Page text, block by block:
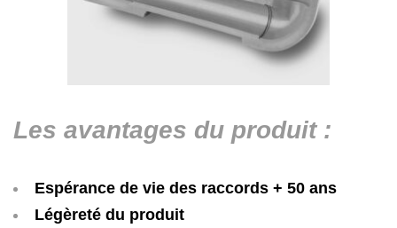
Les avantages du produit :
Espérance de vie des raccords + 50 ans
Légèreté du produit